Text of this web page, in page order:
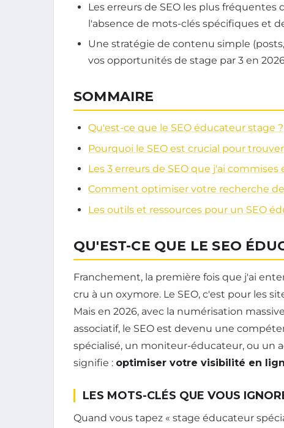
Les erreurs de SEO les plus
l'absence de mots-clés spécifiques et
Une stratégie de contenu simple
vos opportunités de stage par 3 en
SOMMAIRE
Qu'est-ce que le SEO éducateur stage ?
Pourquoi le SEO est crucial pour
Les 3 erreurs de SEO que j'ai
Comment optimiser votre recherche de
Les outils et ressources pour un SEO
QU'EST-CE QUE LE SEO
Franchement, la première fois que j'ai
cru à un oxymore. Le SEO, c'est pour les
Mais en 2026, avec la numérisation
associatif, le SEO est devenu une
spécialisé, un moniteur-éducateur, ou un
signifie : optimiser votre visibilité en
LES MOTS-CLÉS QUE VOUS
Quand vous tapez « stage éducateur